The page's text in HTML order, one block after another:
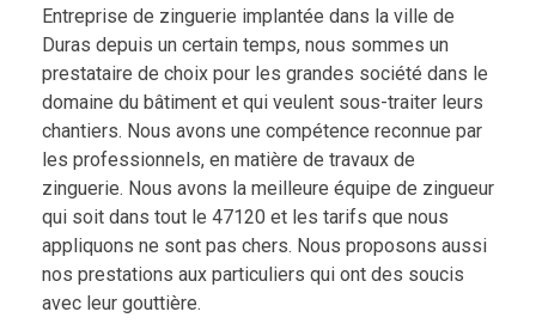
Entreprise de zinguerie implantée dans la ville de
Duras depuis un certain temps, nous sommes un
prestataire de choix pour les grandes société dans le
domaine du bâtiment et qui veulent sous-traiter leurs
chantiers. Nous avons une compétence reconnue par
les professionnels, en matière de travaux de
zinguerie. Nous avons la meilleure équipe de zingueur
qui soit dans tout le 47120 et les tarifs que nous
appliquons ne sont pas chers. Nous proposons aussi
nos prestations aux particuliers qui ont des soucis
avec leur gouttière.